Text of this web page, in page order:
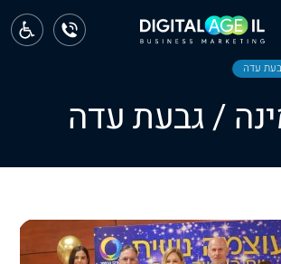
עדה
/ גבעת עדה
ראשי
מחוז צפון
מחוז דרום